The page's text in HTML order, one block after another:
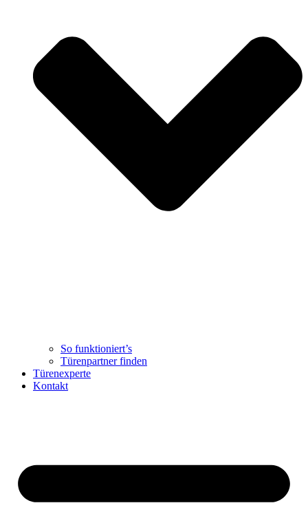
So funktioniert’s
Türenpartner finden
Türenexperte
Kontakt